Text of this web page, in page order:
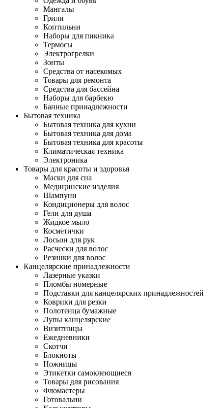
Мангалы
Грили
Коптильни
Наборы для пикника
Термосы
Электрогрелки
Зонты
Средства от насекомых
Товары для ремонта
Средства для бассейна
Наборы для барбекю
Банные принадлежности
Бытовая техника
Бытовая техника для кухни
Бытовая техника для дома
Бытовая техника для красоты
Климатическая техника
Электроника
Товары для красоты и здоровья
Маски для сна
Медицинские изделия
Шампуни
Кондиционеры для волос
Гели для душа
Жидкое мыло
Косметички
Лосьон для рук
Расчески для волос
Резинки для волос
Канцелярские принадлежности
Лазерные указки
Пломбы номерные
Подставки для канцелярских принадлежностей
Коврики для резки
Полотенца бумажные
Лупы канцелярские
Визитницы
Ежедневники
Скотчи
Блокноты
Ножницы
Этикетки самоклеющиеся
Товары для рисования
Фломастеры
Готовальни